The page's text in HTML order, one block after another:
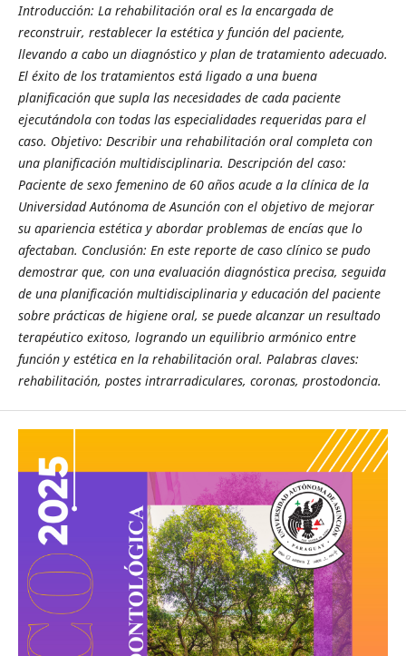
Introducción: La rehabilitación oral es la encargada de
reconstruir, restablecer la estética y función del paciente,
llevando a cabo un diagnóstico y plan de tratamiento adecuado.
El éxito de los tratamientos está ligado a una buena
planificación que supla las necesidades de cada paciente
ejecutándola con todas las especialidades requeridas para el
caso. Objetivo: Describir una rehabilitación oral completa con
una planificación multidisciplinaria. Descripción del caso:
Paciente de sexo femenino de 60 años acude a la clínica de la
Universidad Autónoma de Asunción con el objetivo de mejorar
su apariencia estética y abordar problemas de encías que lo
afectaban. Conclusión: En este reporte de caso clínico se pudo
demostrar que, con una evaluación diagnóstica precisa, seguida
de una planificación multidisciplinaria y educación del paciente
sobre prácticas de higiene oral, se puede alcanzar un resultado
terapéutico exitoso, logrando un equilibrio armónico entre
función y estética en la rehabilitación oral. Palabras claves:
rehabilitación, postes intrarradiculares, coronas, prostodoncia.